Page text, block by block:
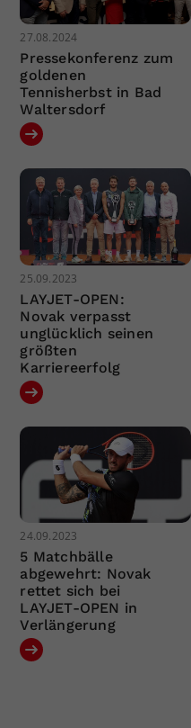
27.08.2024
Pressekonferenz zum
goldenen
Tennisherbst in Bad
Waltersdorf
25.09.2023
LAYJET-OPEN:
Novak verpasst
unglücklich seinen
größten
Karriereerfolg
24.09.2023
5 Matchbälle
abgewehrt: Novak
rettet sich bei
LAYJET-OPEN in
Verlängerung